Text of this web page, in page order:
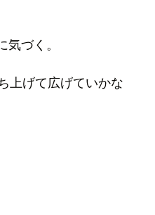
づく。
上げて広げていかな